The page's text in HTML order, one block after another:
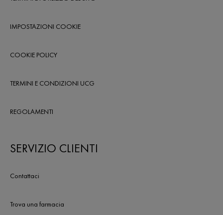
IMPOSTAZIONI COOKIE
COOKIE POLICY
TERMINI E CONDIZIONI UCG
REGOLAMENTI
SERVIZIO CLIENTI
Contattaci
Trova una farmacia